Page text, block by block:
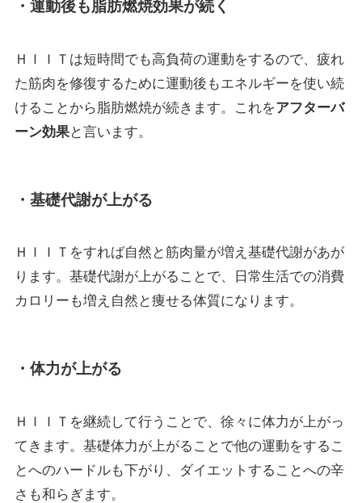
・ 運動後も脂肪燃焼効果が続く
ＨＩＩＴは短時間でも高負荷の運動をするので、疲れ
た筋肉を修復するために運動後もエネルギーを使い続
けることから脂肪燃焼が続きます。これをアフターバ
ーン効果と言います。
・基礎代謝が上がる
ＨＩＩＴをすれば自然と筋肉量が増え基礎代謝があが
ります。基礎代謝が上がることで、日常生活での消費
カロリーも増え自然と痩せる体質になります。
・体力が上がる
ＨＩＩＴを継続して行うことで、徐々に体力が上がっ
てきます。基礎体力が上がることで他の運動をするこ
とへのハードルも下がり、ダイエットすることへの辛
さも和らぎます。